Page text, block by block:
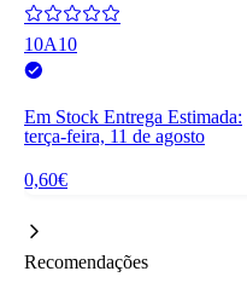
10A10
Em Stock Entrega Estimada:
terça-feira, 11 de agosto
0,60€
Recomendações